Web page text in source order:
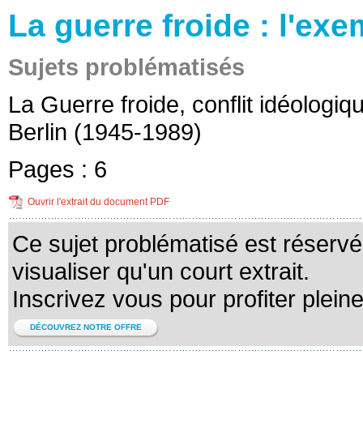
La guerre froide :
Sujets problématisés
La Guerre froide, conflit
Berlin (1945-1989)
Pages : 6
Ouvrir l'extrait du document PDF
Ce sujet problématisé est
visualiser qu'un court extrait.
Inscrivez vous pour profiter
DÉCOUVREZ NOTRE OFFRE